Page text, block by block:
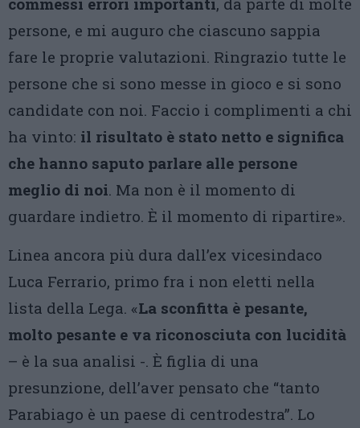
persone, e mi auguro che ciascuno sappia
fare le proprie valutazioni. Ringrazio tutte le
persone che si sono messe in gioco e si sono
candidate con noi. Faccio i complimenti a chi
ha vinto: il risultato è stato netto e significa
che hanno saputo parlare alle persone
meglio di noi. Ma non è il momento di
guardare indietro. È il momento di ripartire».
Linea ancora più dura dall’ex vicesindaco
Luca Ferrario, primo fra i non eletti nella
lista della Lega. «La sconfitta è pesante,
molto pesante e va riconosciuta con lucidità
– è la sua analisi -. È figlia di una
presunzione, dell’aver pensato che “tanto
Parabiago è un paese di centrodestra”. Lo